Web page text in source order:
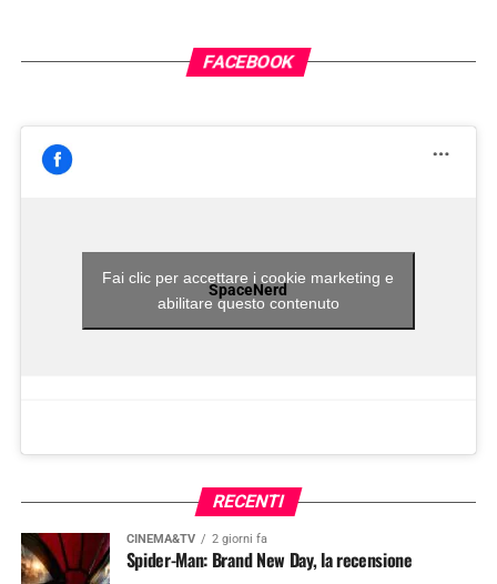
FACEBOOK
SpaceNerd
Fai clic per accettare i cookie marketing e
abilitare questo contenuto
RECENTI
CINEMA&TV 2 giorni fa
Spider-Man: Brand New Day, la recensione